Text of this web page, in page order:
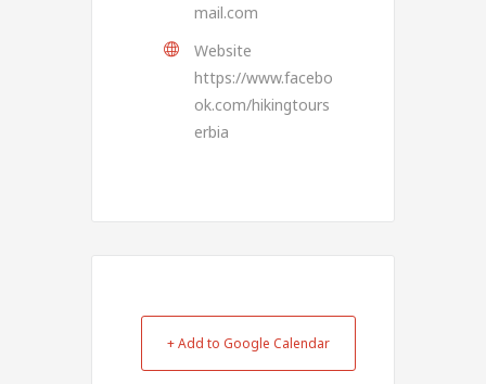
mail.com
Website
https://www.facebo
ok.com/hikingtours
erbia
+ Add to Google Calendar